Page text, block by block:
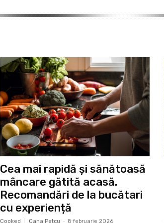
Cea mai rapidă și sănătoasă
mâncare gătită acasă.
Recomandări de la bucătari
cu experiență
Cooked Oana Petcu - 8 februarie 2026